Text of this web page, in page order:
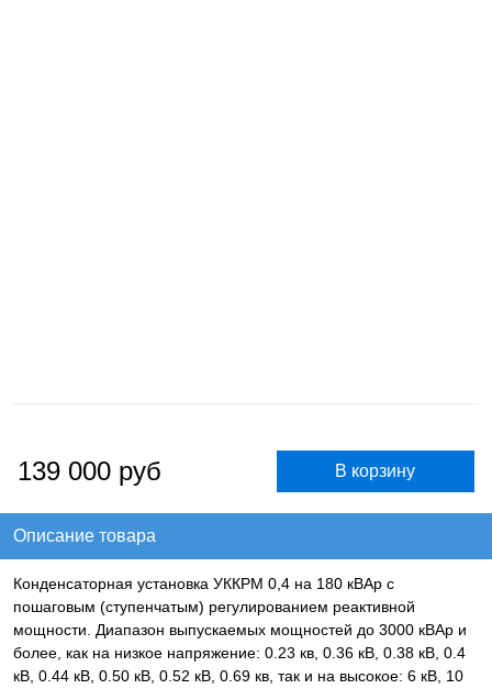
139 000 руб
Описание товара
Конденсаторная установка УККРМ 0,4 на 180 кВАр с
пошаговым (ступенчатым) регулированием реактивной
мощности. Диапазон выпускаемых мощностей до 3000 кВАр и
более, как на низкое напряжение: 0.23 кв, 0.36 кВ, 0.38 кВ, 0.4
кВ, 0.44 кВ, 0.50 кВ, 0.52 кВ, 0.69 кв, так и на высокое: 6 кВ, 10